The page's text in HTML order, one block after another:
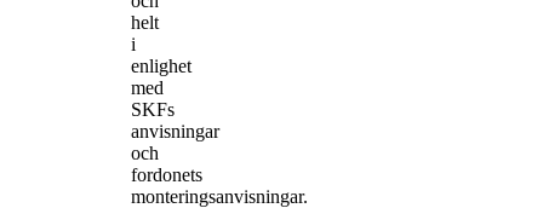
helt
i
enlighet
med
SKFs
anvisningar
och
fordonets
monteringsanvisningar.